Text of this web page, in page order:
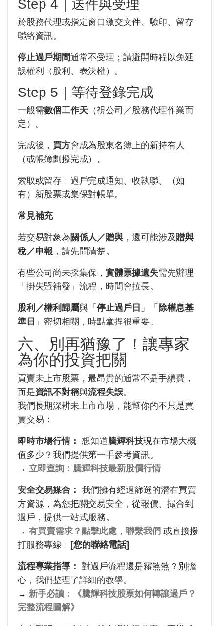
Step 4｜送件與受理
於股務代理或指定窗口繳交文件、驗印、留存
聯絡資訊。
停止過戶期間通常不受理；請避開時程以免延
誤權利（股利、表決權）。
Step 5｜等待登錄完成
一般需數個工作天 （視公司／股務代理作業而
定）。
完成後， 買方會成為股東名簿上的新持有人
（或帳簿劃撥完成）。
索取或留存：過戶完成通知、收執聯、（如
有）新股票或集保對帳單。
常見補充
若交易對象為關係人／贈與 ，還可能涉及 贈與
稅／申報 ，請先問清楚。
有些公司尚未採集保， 實體票據遺失需先辦理
「掛失暨補發」流程，時間會拉長。
股利／權利歸屬與「 停止過戶日 」「 除權息基
準日 」密切相關，時點拿捏很重要。
六、別再猶豫了！讓專家
為你的投資把關
買賣未上市股票，最昂貴的通常不是手續費，
而是資訊不對稱與流程失誤。
我們長期深耕未上市市場，能幫你的不只是買
賣交易：
即時市場行情： 想知道騰輝科技現在市場大概
值多少？我們提供第一手參考資訊。
→ 立即查詢：騰輝科技最新股價行情
安全交易媒合： 我們擁有經過篩選的潛在買賣
方資源，為您把關交易安全，從報價、撮合到
過戶，提供一站式服務。
→ 有買賣需求？點擊此處，聯繫我們 或直接撥
打服務專線： [您的聯絡電話]
流程專業指導： 對過戶流程還是霧煞煞？別擔
心，我們整理了詳細的教學。
→ 新手必讀：《騰輝科技股票如何轉讓過戶？
完整流程圖解》